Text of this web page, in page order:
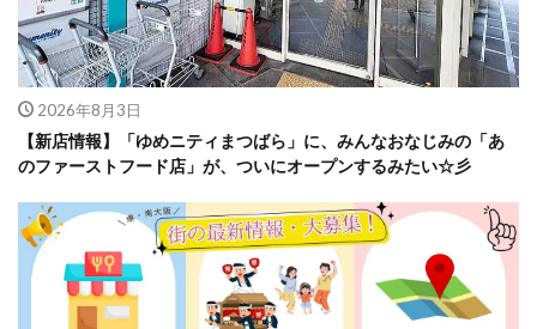
2026年8月3日
【新店情報】「ゆめニティまつばら」に、みんなおなじみの「あ
のファーストフード店」が、ついにオープンするみたい☆彡